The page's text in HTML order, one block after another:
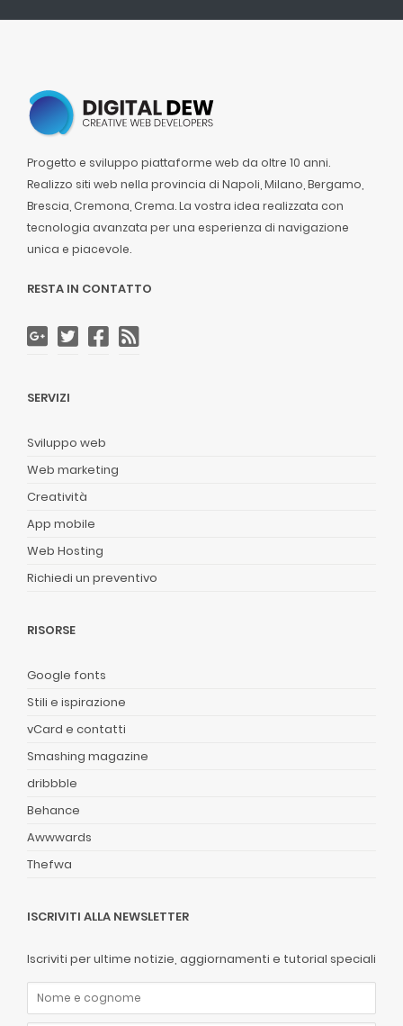
Progetto e sviluppo piattaforme web da oltre 10 anni.
Realizzo siti web nella provincia di Napoli, Milano, Bergamo,
Brescia, Cremona, Crema. La vostra idea realizzata con
tecnologia avanzata per una esperienza di navigazione
unica e piacevole.
RESTA IN CONTATTO
SERVIZI
Sviluppo web
Web marketing
Creatività
App mobile
Web Hosting
Richiedi un preventivo
RISORSE
Google fonts
Stili e ispirazione
vCard e contatti
Smashing magazine
dribbble
Behance
Awwwards
Thefwa
ISCRIVITI ALLA NEWSLETTER
Iscriviti per ultime notizie, aggiornamenti e tutorial speciali